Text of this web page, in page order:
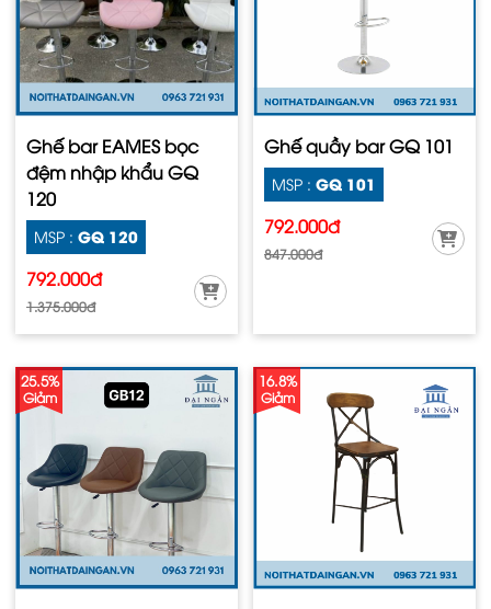
Ghế bar EAMES bọc
đệm nhập khẩu GQ
120
MSP : GQ 120
792.000đ
1.375.000đ
Ghế quầy bar GQ 101
MSP : GQ 101
792.000đ
847.000đ
25.5%
Giảm
16.8%
Giảm